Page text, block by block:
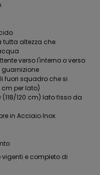
altezza che
verso l'interno o verso
fuori squadro che si
per lato)
120 cm) lato fisso da
in Acciaio Inox
e completo di